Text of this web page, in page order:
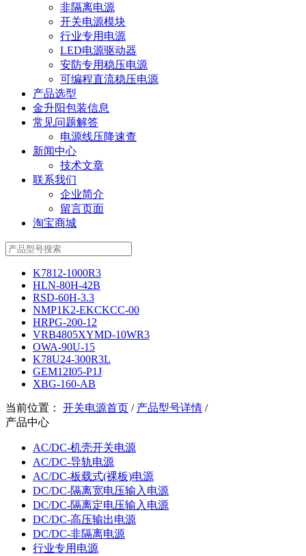
非隔离电源
开关电源模块
行业专用电源
LED电源驱动器
安防专用稳压电源
可编程直流稳压电源
产品选型
金升阳包装信息
常见问题解答
电源线压降速查
新闻中心
技术文章
联系我们
企业简介
留言页面
淘宝商城
K7812-1000R3
HLN-80H-42B
RSD-60H-3.3
NMP1K2-EKCKCC-00
HRPG-200-12
VRB4805XYMD-10WR3
OWA-90U-15
K78U24-300R3L
GEM12I05-P1J
XBG-160-AB
当前位置： 开关电源首页 / 产品型号详情 /
产品中心
AC/DC-机壳开关电源
AC/DC-导轨电源
AC/DC-板载式(裸板)电源
DC/DC-隔离宽电压输入电源
DC/DC-隔离定电压输入电源
DC/DC-高压输出电源
DC/DC-非隔离电源
行业专用电源